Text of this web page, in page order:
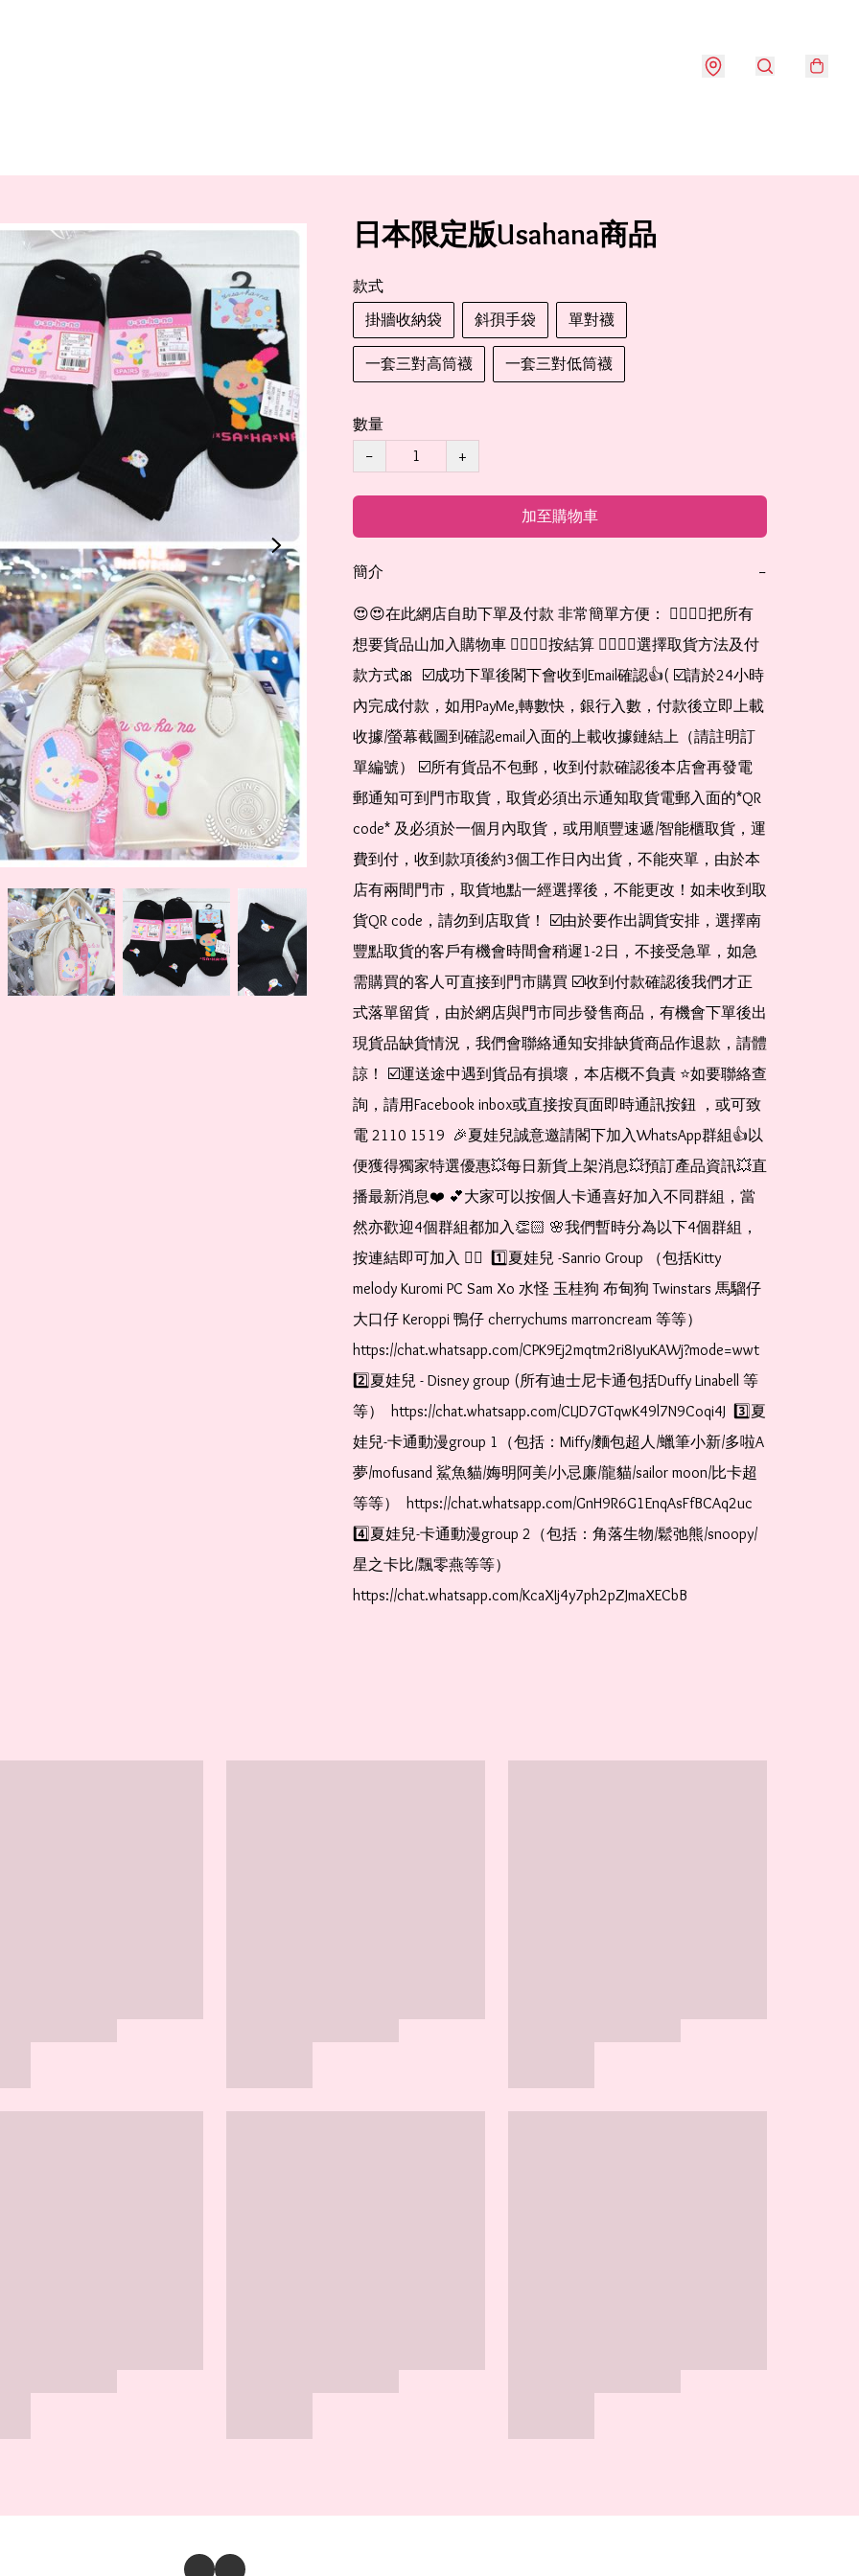
日本限定版Usahana商品
款式
掛牆收納袋
斜孭手袋 單對襪
一套三對高筒襪 一套三對低筒襪
數量
−
+
加至購物車
簡介 −
😍😍在此網店自助下單及付款 非常簡單方便： 👉🏻👉🏻把所有
想要貨品山加入購物車 👉🏻👉🏻按結算 👉🏻👉🏻選擇取貨方法及付
款方式🎀  ☑️成功下單後閣下會收到Email確認👍( ☑️請於24小時
內完成付款，如用PayMe,轉數快，銀行入數，付款後立即上載
收據/螢幕截圖到確認email入面的上載收據鏈結上（請註明訂
單編號） ☑️所有貨品不包郵，收到付款確認後本店會再發電
郵通知可到門市取貨，取貨必須出示通知取貨電郵入面的*QR
code* 及必須於一個月內取貨，或用順豐速遞/智能櫃取貨，運
費到付，收到款項後約3個工作日內出貨，不能夾單，由於本
店有兩間門市，取貨地點一經選擇後，不能更改！如未收到取
貨QR code，請勿到店取貨！ ☑️由於要作出調貨安排，選擇南
豐點取貨的客戶有機會時間會稍遲1-2日，不接受急單，如急
需購買的客人可直接到門市購買 ☑️收到付款確認後我們才正
式落單留貨，由於網店與門市同步發售商品，有機會下單後出
現貨品缺貨情況，我們會聯絡通知安排缺貨商品作退款，請體
諒！ ☑️運送途中遇到貨品有損壞，本店概不負責 ⭐️如要聯絡查
詢，請用Facebook inbox或直接按頁面即時通訊按鈕 ，或可致
電 2110 1519  🎉夏娃兒誠意邀請閣下加入WhatsApp群組👍以
便獲得獨家特選優惠💥每日新貨上架消息💥預訂產品資訊💥直
播最新消息❤️ 💕大家可以按個人卡通喜好加入不同群組，當
然亦歡迎4個群組都加入👏🏻 🌸我們暫時分為以下4個群組，
按連結即可加入 👇🏻  1️⃣夏娃兒 -Sanrio Group （包括Kitty
melody Kuromi PC Sam Xo 水怪 玉桂狗 布甸狗 Twinstars 馬騮仔
大口仔 Keroppi 鴨仔 cherrychums marroncream 等等）
https://chat.whatsapp.com/CPK9Ej2mqtm2ri8IyuKAWj?mode=wwt
2️⃣夏娃兒 - Disney group (所有迪士尼卡通包括Duffy Linabell 等
等）  https://chat.whatsapp.com/CLJD7GTqwK49l7N9Coqi4J  3️⃣夏
娃兒-卡通動漫group 1（包括：Miffy/麵包超人/蠟筆小新/多啦A
夢/mofusand 鯊魚貓/娒明阿美/小忌廉/龍貓/sailor moon/比卡超
等等）  https://chat.whatsapp.com/GnH9R6G1EnqAsFfBCAq2uc
4️⃣夏娃兒-卡通動漫group 2（包括：角落生物/鬆弛熊/snoopy/
星之卡比/飄零燕等等）
https://chat.whatsapp.com/KcaXIj4y7ph2pZJmaXECbB